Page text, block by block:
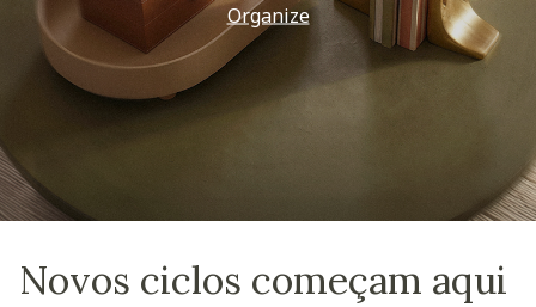
Organize
Novos ciclos começam aqui